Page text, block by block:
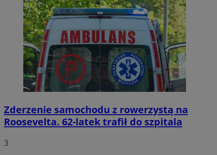
Zderzenie samochodu z rowerzystą na
Roosevelta. 62-latek trafił do szpitala
3